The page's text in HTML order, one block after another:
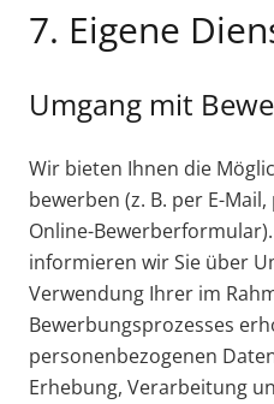
7. Eigene
Umgang mit
Wir bieten Ihnen die
bewerben (z. B. per E-
Online-
informieren wir Sie über
Verwendung Ihrer im
Bewerbungsprozesses
personenbezogenen
Erhebung, Verarbeitung